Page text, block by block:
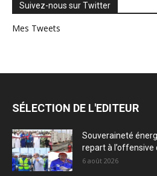
Suivez-nous sur Twitter
Mes Tweets
SÉLECTION DE L'EDITEUR
Souveraineté
repart à l’offensive
6 août 2026